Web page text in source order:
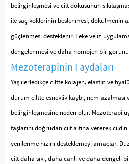
belirginleşmesi ve cilt dokusunun
ile saç köklerinin beslenmesi, dökülmenin
güçlenmesi desteklenir. Leke ve iz
dengelenmesi ve daha homojen bir
Mezoterapinin Faydaları
Yaş ilerledikçe ciltte kolajen, elastin ve
durum ciltte esneklik kaybı, nem
belirginleşmesine neden olur. Mezoterapi
taşlarını doğrudan cilt altına vererek
yenilenme hızını desteklemeyi amaçlar.
cilt daha sıkı, daha canlı ve daha dengeli